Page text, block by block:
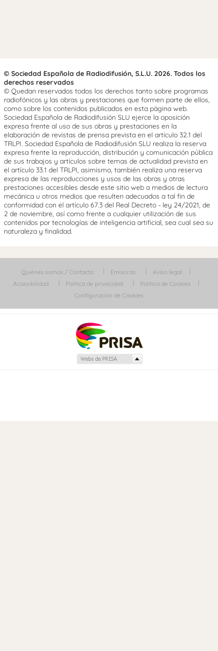
© Sociedad Española de Radiodifusión, S.L.U. 2026. Todos los
derechos reservados
© Quedan reservados todos los derechos tanto sobre programas
radiofónicos y las obras y prestaciones que formen parte de ellos,
como sobre los contenidos publicados en esta página web.
Sociedad Española de Radiodifusión SLU ejerce la oposición
expresa frente al uso de sus obras y prestaciones en la
elaboración de revistas de prensa prevista en el artículo 32.1 del
TRLPI. Sociedad Española de Radiodifusión SLU realiza la reserva
expresa frente la reproducción, distribución y comunicación pública
de sus trabajos y artículos sobre temas de actualidad prevista en
el artículo 33.1 del TRLPI, asimismo, también realiza una reserva
expresa de las reproducciones y usos de las obras y otras
prestaciones accesibles desde este sitio web a medios de lectura
mecánica u otros medios que resulten adecuados a tal fin de
conformidad con el artículo 67.3 del Real Decreto - ley 24/2021, de
2 de noviembre, así como frente a cualquier utilización de sus
contenidos por tecnologías de inteligencia artificial, sea cual sea su
naturaleza y finalidad.
Quiénes somos / Contacta Emisoras
Aviso legal
Accesibilidad
Política de privacidad
Política de Cookies
Configuración de Cookies